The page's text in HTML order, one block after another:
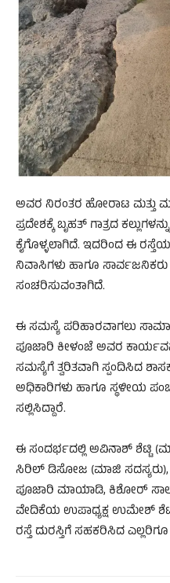
ಅವರ ನಿರಂತರ ಹೋರಾಟ ಮತ್ತು
ಪ್ರದೇಶಕ್ಕೆ ಬೃಹತ್ ಗಾತ್ರದ
ಕೈಗೊಳ್ಳಲಾಗಿದೆ. ಇದರಿಂದ ಈ
ನಿವಾಸಿಗಳು ಹಾಗೂ
ಸಂಚರಿಸುವಂತಾಗಿದೆ.
ಈ ಸಮಸ್ಯೆ ಪರಿಹಾರವಾಗಲು
ಪೂಜಾರಿ ಕೀಳಂಜೆ ಅವರ
ಸಮಸ್ಯೆಗೆ ತ್ವರಿತವಾಗಿ ಸ್ಪಂದಿಸಿದ
ಅಧಿಕಾರಿಗಳು ಹಾಗೂ ಸ್ಥಳೀಯ
ಸಲ್ಲಿಸಿದ್ದಾರೆ.
ಈ ಸಂದರ್ಭದಲ್ಲಿ ಅವಿನಾಶ್ ಶೆಟ್ಟಿ
ಸಿರಿಲ್ ಡಿಸೋಜ (ಮಾಜಿ
ಪೂಜಾರಿ ಮಾಯಾಡಿ, ಕಿಶೋರ್
ವೇದಿಕೆಯ ಉಪಾಧ್ಯಕ್ಷ ಉಮೇಶ್
ರಸ್ತೆ ದುರಸ್ತಿಗೆ ಸಹಕರಿಸಿದ ಎಲ್ಲರಿಗೂ